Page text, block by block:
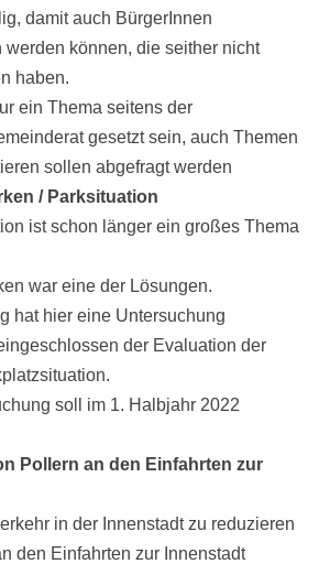
damit auch BürgerInnen
werden können, die seither nicht
haben.
ein Thema seitens der
gesetzt sein, auch Themen
sollen abgefragt werden
/ Parksituation
ist schon länger ein großes Thema
war eine der Lösungen.
hat hier eine Untersuchung
der Evaluation der
soll im 1. Halbjahr 2022
Pollern an den Einfahrten zur
in der Innenstadt zu reduzieren
den Einfahrten zur Innenstadt